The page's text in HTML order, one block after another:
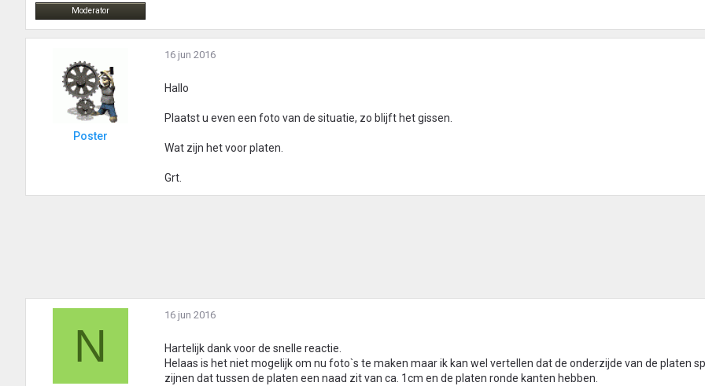
Moderator
Poster
16 jun 2016
Hallo
Plaatst u even een foto van de situatie, zo blijft het gissen.
Wat zijn het voor platen.
Grt.
N
16 jun 2016
Hartelijk dank voor de snelle reactie.
Helaas is het niet mogelijk om nu foto`s te maken maar ik kan wel vertellen dat de onderzijde van de platen
zijnen dat tussen de platen een naad zit van ca. 1cm en de platen ronde kanten hebben.